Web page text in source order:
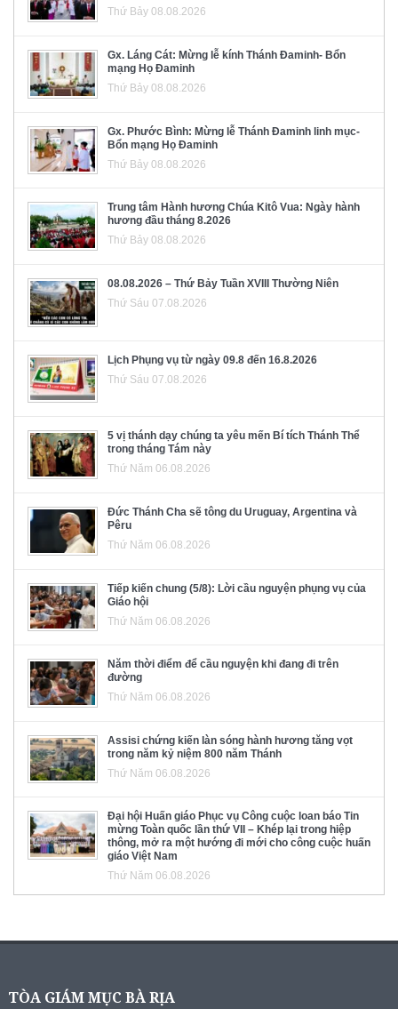
Thứ Bảy 08.08.2026
Gx. Láng Cát: Mừng lễ kính Thánh Đaminh- Bổn
mạng Họ Đaminh
Thứ Bảy 08.08.2026
Gx. Phước Bình: Mừng lễ Thánh Đaminh linh mục-
Bổn mạng Họ Đaminh
Thứ Bảy 08.08.2026
Trung tâm Hành hương Chúa Kitô Vua: Ngày hành
hương đầu tháng 8.2026
Thứ Bảy 08.08.2026
08.08.2026 – Thứ Bảy Tuần XVIII Thường Niên
Thứ Sáu 07.08.2026
Lịch Phụng vụ từ ngày 09.8 đến 16.8.2026
Thứ Sáu 07.08.2026
5 vị thánh dạy chúng ta yêu mến Bí tích Thánh Thể
trong tháng Tám này
Thứ Năm 06.08.2026
Đức Thánh Cha sẽ tông du Uruguay, Argentina và
Pêru
Thứ Năm 06.08.2026
Tiếp kiến chung (5/8): Lời cầu nguyện phụng vụ của
Giáo hội
Thứ Năm 06.08.2026
Năm thời điểm để cầu nguyện khi đang đi trên
đường
Thứ Năm 06.08.2026
Assisi chứng kiến làn sóng hành hương tăng vọt
trong năm kỷ niệm 800 năm Thánh
Thứ Năm 06.08.2026
Đại hội Huấn giáo Phục vụ Công cuộc loan báo Tin
mừng Toàn quốc lần thứ VII – Khép lại trong hiệp
thông, mở ra một hướng đi mới cho công cuộc huấn
giáo Việt Nam
Thứ Năm 06.08.2026
TÒA GIÁM MỤC BÀ RỊA